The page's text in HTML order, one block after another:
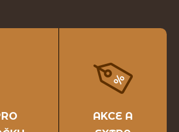
AKCE A